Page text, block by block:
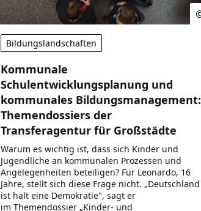
Bildungslandschaften
Kommunale
Schulentwicklungsplanung und
kommunales Bildungsmanagement:
Themendossiers der
Transferagentur für Großstädte
Warum es wichtig ist, dass sich Kinder und
Jugendliche an kommunalen Prozessen und
Angelegenheiten beteiligen? Für Leonardo, 16
Jahre, stellt sich diese Frage nicht. „Deutschland
ist halt eine Demokratie", sagt er
im Themendossier „Kinder- und